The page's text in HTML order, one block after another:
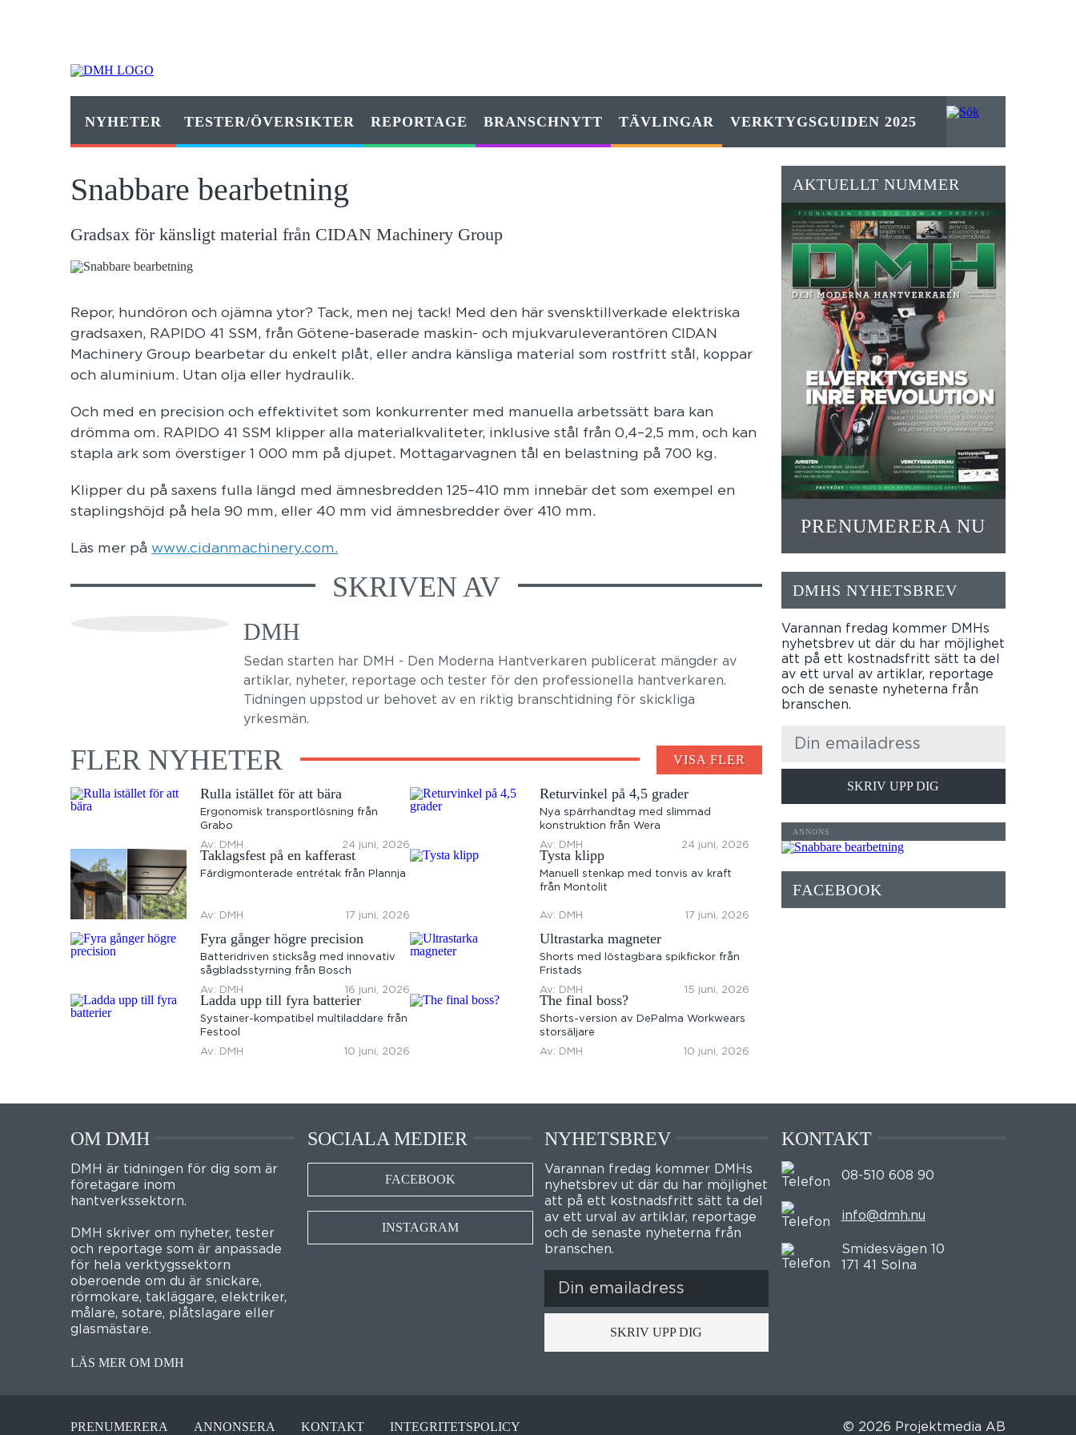
NYHETER TESTER/ÖVERSIKTER REPORTAGE BRANSCHNYTT TÄVLINGAR VERKTYGSGUIDEN 2025
Snabbare bearbetning
Gradsax för känsligt material från CIDAN Machinery Group
Repor, hundöron och ojämna ytor? Tack, men nej tack! Med den här svensktillverkade elektriska
gradsaxen, RAPIDO 41 SSM, från Götene-baserade maskin- och mjukvaruleverantören CIDAN
Machinery Group bearbetar du enkelt plåt, eller andra känsliga material som rostfritt stål, koppar
och aluminium. Utan olja eller hydraulik.
Och med en precision och effektivitet som konkurrenter med manuella arbetssätt bara kan
drömma om. RAPIDO 41 SSM klipper alla materialkvaliteter, inklusive stål från 0,4–2,5 mm, och kan
stapla ark som överstiger 1 000 mm på djupet. Mottagarvagnen tål en belastning på 700 kg.
Klipper du på saxens fulla längd med ämnesbredden 125–410 mm innebär det som exempel en
staplingshöjd på hela 90 mm, eller 40 mm vid ämnesbredder över 410 mm.
Läs mer på www.cidanmachinery.com.
SKRIVEN AV
DMH
Sedan starten har DMH - Den Moderna Hantverkaren publicerat mängder av
artiklar, nyheter, reportage och tester för den professionella hantverkaren.
Tidningen uppstod ur behovet av en riktig branschtidning för skickliga
yrkesmän.
FLER NYHETER VISA FLER
Rulla istället för att bära
Ergonomisk transportlösning från
Grabo
Av: DMH
24 juni, 2026
Returvinkel på 4,5 grader
Nya spärrhandtag med slimmad
konstruktion från Wera
Av: DMH
24 juni, 2026
Taklagsfest på en kafferast
Färdigmonterade entrétak från Plannja
Av: DMH 17 juni, 2026
Tysta klipp
Manuell stenkap med tonvis av kraft
från Montolit
Av: DMH 17 juni, 2026
Fyra gånger högre precision
Batteridriven sticksåg med innovativ
sågbladsstyrning från Bosch
Av: DMH
16 juni, 2026
Ultrastarka magneter
Shorts med löstagbara spikfickor från
Fristads
Av: DMH
15 juni, 2026
Ladda upp till fyra batterier
Systainer-kompatibel multiladdare från
Festool
Av: DMH
10 juni, 2026
The final boss?
Shorts-version av DePalma Workwears
storsäljare
Av: DMH
10 juni, 2026
AKTUELLT NUMMER
PRENUMERERA NU
DMHS NYHETSBREV
Varannan fredag kommer DMHs
nyhetsbrev ut där du har möjlighet
att på ett kostnadsfritt sätt ta del
av ett urval av artiklar, reportage
och de senaste nyheterna från
branschen.
SKRIV UPP DIG
FACEBOOK
OM DMH
DMH är tidningen för dig som är
företagare inom
hantverkssektorn.
DMH skriver om nyheter, tester
och reportage som är anpassade
för hela verktygssektorn
oberoende om du är snickare,
rörmokare, takläggare, elektriker,
målare, sotare, plåtslagare eller
glasmästare.
LÄS MER OM DMH
SOCIALA MEDIER
FACEBOOK
INSTAGRAM
NYHETSBREV
Varannan fredag kommer DMHs
nyhetsbrev ut där du har möjlighet
att på ett kostnadsfritt sätt ta del
av ett urval av artiklar, reportage
och de senaste nyheterna från
branschen.
SKRIV UPP DIG
KONTAKT
08-510 608 90
info@dmh.nu
Smidesvägen 10
171 41 Solna
PRENUMERERA ANNONSERA KONTAKT INTEGRITETSPOLICY © 2026 Projektmedia AB